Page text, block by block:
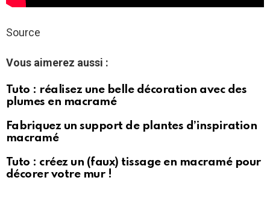
Source
Vous aimerez aussi :
Tuto : réalisez une belle décoration avec des
plumes en macramé
Fabriquez un support de plantes d’inspiration
macramé
Tuto : créez un (faux) tissage en macramé pour
décorer votre mur !